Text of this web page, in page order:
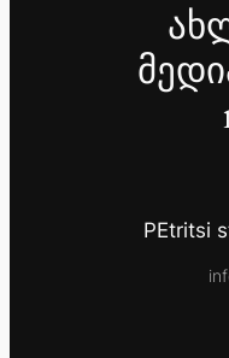
PEtritsi